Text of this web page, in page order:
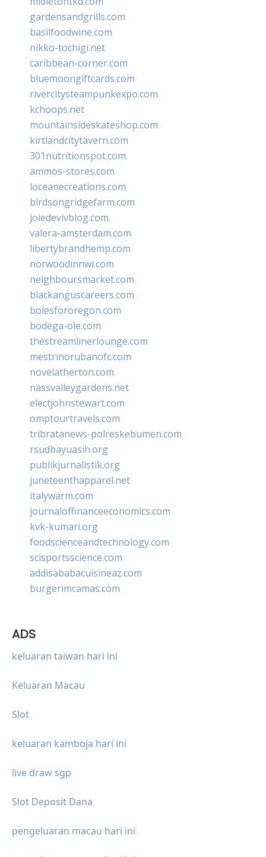
gardensandgrills.com
basilfoodwine.com
nikko-tochigi.net
caribbean-corner.com
bluemoongiftcards.com
rivercitysteampunkexpo.com
kchoops.net
mountainsideskateshop.com
kirtlandcitytavern.com
301nutritionspot.com
ammos-stores.com
loceanecreations.com
birdsongridgefarm.com
joiedevivblog.com
valera-amsterdam.com
libertybrandhemp.com
norwoodinnwi.com
neighboursmarket.com
blackanguscareers.com
bolesfororegon.com
bodega-ole.com
thestreamlinerlounge.com
mestrinorubanofc.com
novelatherton.com
nassvalleygardens.net
electjohnstewart.com
omptourtravels.com
tribratanews-polreskebumen.com
rsudbayuasih.org
publikjurnalistik.org
juneteenthapparel.net
italywarm.com
journaloffinanceeconomics.com
kvk-kumari.org
foodscienceandtechnology.com
scisportsscience.com
addisababacuisineaz.com
burgerimcamas.com
ADS
keluaran taiwan hari ini
Keluaran Macau
Slot
keluaran kamboja hari ini
live draw sgp
Slot Deposit Dana
pengeluaran macau hari ini